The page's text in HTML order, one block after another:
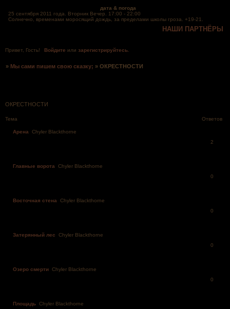
дата & погода
25 сентября 2011 года. Вторник Вечер. 17:00 - 22:00
Солнечно, временами моросящий дождь, за пределами школы гроза. +19-21.
НАШИ ПАРТНЁРЫ
Привет, Гость! Войдите илизарегистрируйтесь.
» Мы сами пишем свою сказку; »ОКРЕСТНОСТИ
ОКРЕСТНОСТИ
Тема Ответов
Арена Chyler Blackthorne
2
Главные ворота Chyler Blackthorne
0
Восточная стена Chyler Blackthorne
0
Затерянный лес
Chyler Blackthorne
0
Озеро смерти Chyler Blackthorne
0
Площадь Chyler Blackthorne